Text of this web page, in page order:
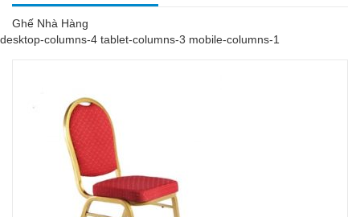
Ghế Nhà Hàng
desktop-columns-4 tablet-columns-3 mobile-columns-1